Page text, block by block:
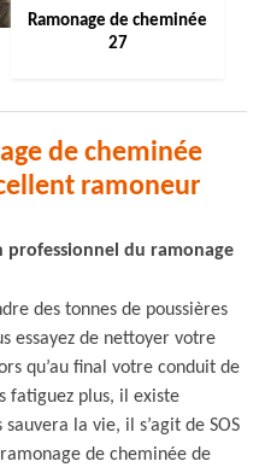
Ramonage de cheminée
27
de cheminée
ramoneur
professionnel du ramonage
des tonnes de poussières
essayez de nettoyer votre
qu’au final votre conduit de
fatiguez plus, il existe
la vie, il s’agit de SOS
de cheminée de